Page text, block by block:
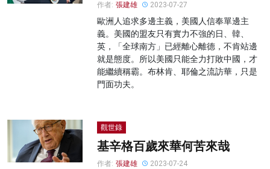
作者: 張建雄 2023-07-27
歐洲人追求多邊主義，美國人信奉單邊主
義。美國的盟友只有實力不強的日、韓、
英，「全球南方」已經離心離德，不肯站邊
就是態度。所以美國只能全力打敗中國，才
能繼續稱霸。布林肯、耶倫之流訪華，只是
門面功夫。
觀世錄
基辛格百歲來華何苦來哉
作者: 張建雄 2023-07-24